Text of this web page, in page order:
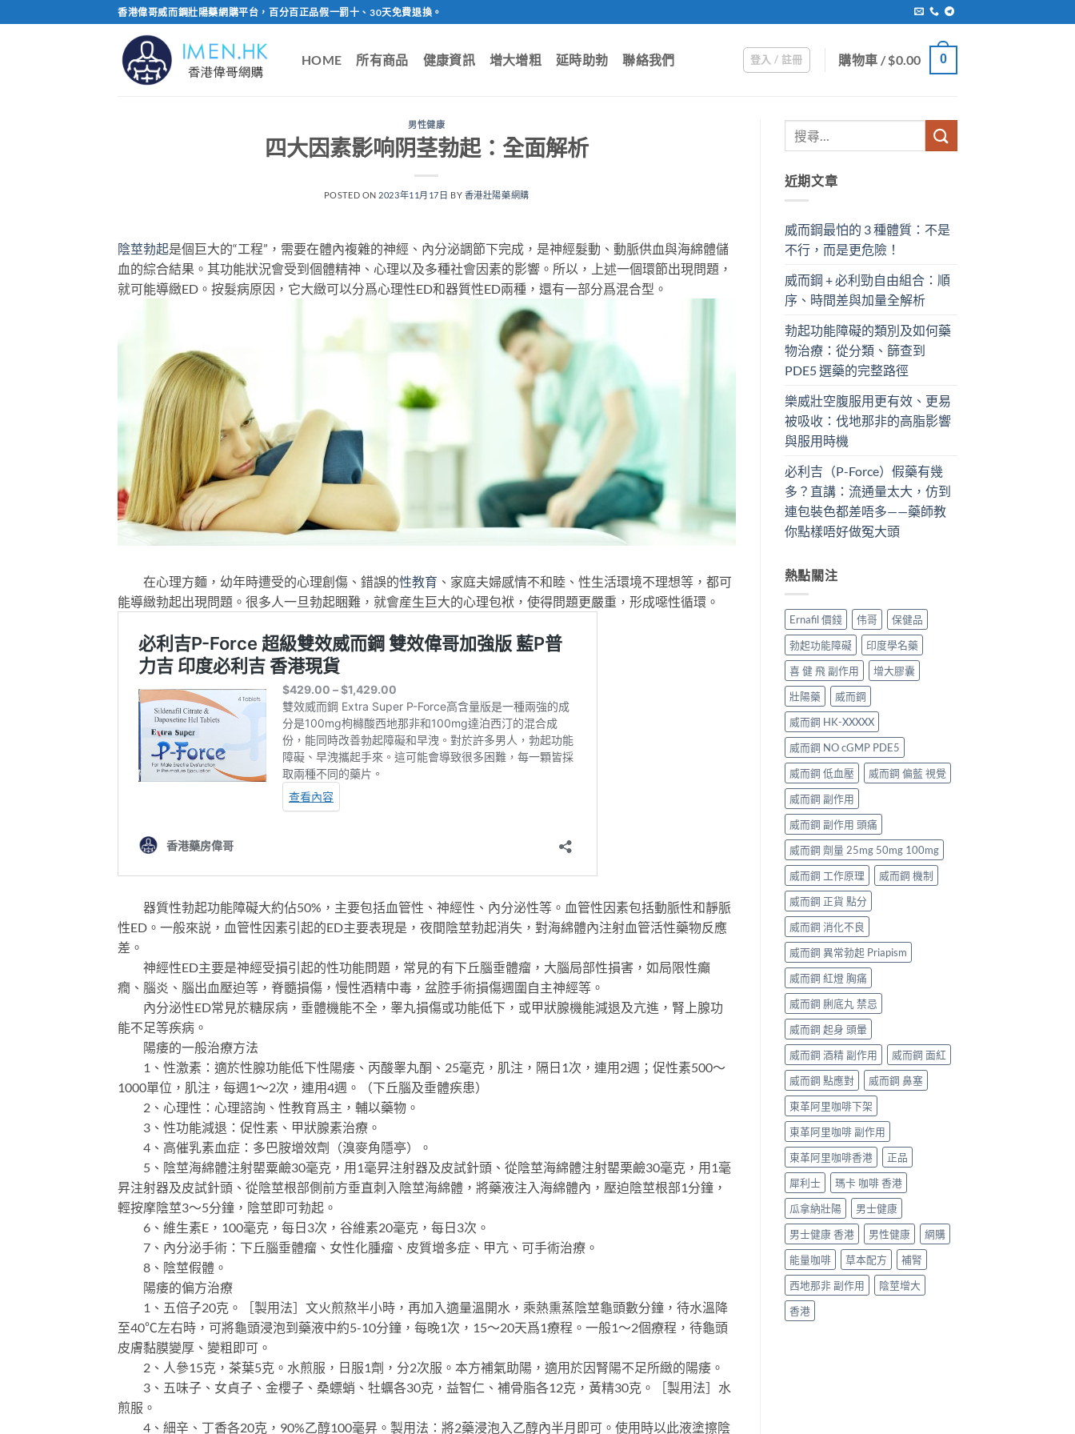
to
香港偉哥威而鋼壯陽藥網購平台，百分百正品假一罰十、30天免費退換。
HOME 所有商品 健康資訊 增大增粗 延時助勃 聯絡我們 登入 / 註冊 購物車 /$0.00 0
男性健康
四大因素影响阴茎勃起：全面解析
POSTED ON 2023年11月17日 BY 香港壯陽藥網購
陰莖勃起是個巨大的“工程”，需要在體內複雜的神經、內分泌調節下完成，是神經髮動、動脈供血與海綿體儲
血的綜合結果。其功能狀況會受到個體精神、心理以及多種社會因素的影響。所以，上述一個環節出現問題，
就可能導緻ED。按髮病原因，它大緻可以分爲心理性ED和器質性ED兩種，還有一部分爲混合型。
在心理方麵，幼年時遭受的心理創傷、錯誤的性教育 、家庭夫婦感情不和睦、性生活環境不理想等，都可
能導緻勃起出現問題。很多人一旦勃起睏難，就會産生巨大的心理包袱，使得問題更嚴重，形成噁性循環。
器質性勃起功能障礙大約佔50%，主要包括血管性、神經性、內分泌性等。血管性因素包括動脈性和靜脈
性ED。一般來説，血管性因素引起的ED主要表現是，夜間陰莖勃起消失，對海綿體內注射血管活性藥物反應
差。
神經性ED主要是神經受損引起的性功能問題，常見的有下丘腦垂體瘤，大腦局部性損害，如局限性癲
癇、腦炎、腦出血壓迫等，脊髓損傷，慢性酒精中毒，盆腔手術損傷週圍自主神經等。
內分泌性ED常見於糖尿病，垂體機能不全，睾丸損傷或功能低下，或甲狀腺機能減退及亢進，腎上腺功
能不足等疾病。
陽痿的一般治療方法
1、性激素：適於性腺功能低下性陽痿、丙酸睾丸酮、25毫克，肌注，隔日1次，連用2週；促性素500～
1000單位，肌注，每週1～2次，連用4週。（下丘腦及垂體疾患）
2、心理性：心理諮詢、性教育爲主，輔以藥物。
3、性功能減退：促性素、甲狀腺素治療。
4、高催乳素血症：多巴胺增效劑（溴麥角隱亭）。
5、陰莖海綿體注射罌粟鹼30毫克，用1毫昇注射器及皮試針頭、從陰莖海綿體注射罌栗鹼30毫克，用1毫
昇注射器及皮試針頭、從陰莖根部側前方垂直刺入陰莖海綿體，將藥液注入海綿體內，壓迫陰莖根部1分鐘，
輕按摩陰莖3～5分鐘，陰莖即可勃起。
6、維生素E，100毫克，每日3次，谷維素20毫克，每日3次。
7、內分泌手術：下丘腦垂體瘤、女性化腫瘤、皮質增多症、甲亢、可手術治療。
8、陰莖假體。
陽痿的偏方治療
1、五倍子20克。［製用法］文火煎熬半小時，再加入適量溫開水，乘熱熏蒸陰莖龜頭數分鐘，待水溫降
至40℃左右時，可將龜頭浸泡到藥液中約5-10分鐘，每晚1次，15～20天爲1療程。一般1～2個療程，待龜頭
皮膚黏膜變厚、變粗即可。
2、人參15克，茶葉5克。水煎服，日服1劑，分2次服。本方補氣助陽，適用於因腎陽不足所緻的陽痿。
3、五味子、女貞子、金櫻子、桑螵蛸、牡蠣各30克，益智仁、補骨脂各12克，黃精30克。［製用法］水
煎服。
4、細辛、丁香各20克，90%乙醇100毫昇。製用法：將2藥浸泡入乙醇內半月即可。使用時以此液塗擦陰
近期文章
威而鋼最怕的 3 種體質：不是
不行，而是更危險！
威而鋼 + 必利勁自由組合：順
序、時間差與加量全解析
勃起功能障礙的類別及如何藥
物治療：從分類、篩查到
PDE5 選藥的完整路徑
樂威壯空腹服用更有效、更易
被吸收：伐地那非的高脂影響
與服用時機
必利吉（P-Force）假藥有幾
多？直講：流通量太大，仿到
連包裝色都差唔多——藥師教
你點樣唔好做冤大頭
熱點關注
Ernafil 價錢 伟哥
保健品
勃起功能障礙
印度學名藥
喜 健 飛 副作用
增大膠囊
壯陽藥
威而鋼
威而鋼 HK-XXXXX
威而鋼 NO cGMP PDE5
威而鋼 低血壓
威而鋼 偏藍 視覺
威而鋼 副作用
威而鋼 副作用 頭痛
威而鋼 劑量 25mg 50mg 100mg
威而鋼 工作原理
威而鋼 機制
威而鋼 正貨 點分
威而鋼 消化不良
威而鋼 異常勃起 Priapism
威而鋼 紅燈 胸痛
威而鋼 脷底丸 禁忌
威而鋼 起身 頭暈
威而鋼 酒精 副作用
威而鋼 面紅
威而鋼 點應對
威而鋼 鼻塞
東革阿里咖啡下架
東革阿里咖啡 副作用
東革阿里咖啡香港
正品
犀利士
瑪卡 咖啡 香港
瓜拿納壯陽
男士健康
男士健康 香港
男性健康
網購
能量咖啡
草本配方
補腎
西地那非 副作用
陰莖增大
香港